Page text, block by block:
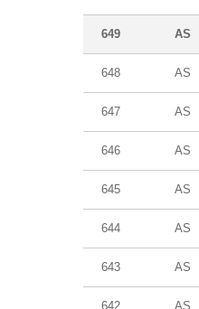
649 AS
648 AS
647 AS
646 AS
645 AS
644 AS
643 AS
642 AS